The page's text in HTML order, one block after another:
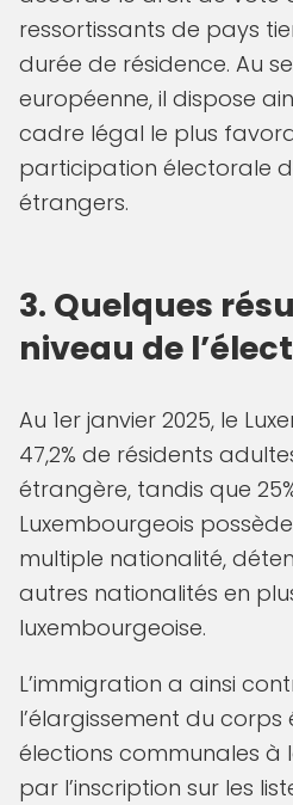
ressortissants de pays
durée de résidence. Au
européenne, il dispose
cadre légal le plus
participation électorale
étrangers.
3. Quelques
niveau de
Au 1er janvier 2025, le
47,2% de résidents
étrangère, tandis que
Luxembourgeois
multiple nationalité,
autres nationalités en
luxembourgeoise.
L’immigration a ainsi
l’élargissement du
élections communales à
par l’inscription sur les